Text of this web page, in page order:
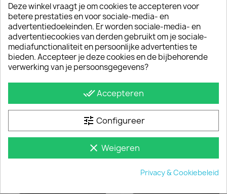
2024+ RVS Glans
€ 350,90incl. btw
excl. btw
€ 266,20incl. btw
€ 220,00
Deze winkel vraagt je om cookies te accepteren voor
betere prestaties en voor sociale-media- en
advertentiedoeleinden. Er worden sociale-media- en
advertentiecookies van derden gebruikt om je sociale-
mediafunctionaliteit en persoonlijke advertenties te
bieden. Accepteer je deze cookies en de bijbehorende
verwerking van je persoonsgegevens?
done_allAccepteren
tune Configureer
clear Weigeren
Privacy & Cookiebeleid